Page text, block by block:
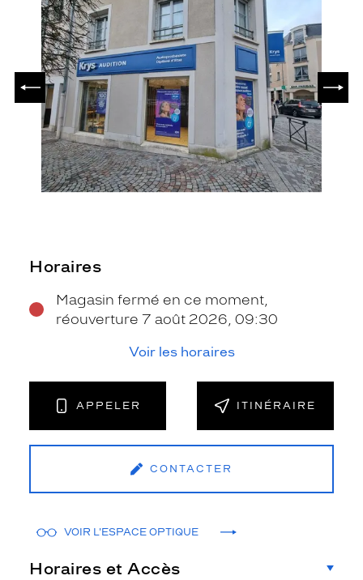
PRÉCÉDENT
Horaires
Magasin fermé en ce moment,
réouverture 7 août 2026, 09:30
Voir les horaires
APPELER ITINÉRAIRE
CONTACTER
VOIR L'ESPACE OPTIQUE
Horaires et Accès